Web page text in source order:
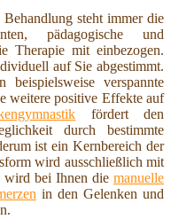
steht immer die
pädagogische und
Therapie mit einbezogen.
auf Sie abgestimmt.
beispielsweise verspannte
weitere positive Effekte auf
fördert den
durch bestimmte
ist ein Kernbereich der
wird ausschließlich mit
wird bei Ihnen die manuelle
in den Gelenken und